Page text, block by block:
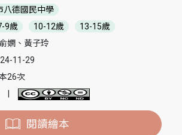
八德國民中學
9歲 10-12歲
13-15歲
嫻、黃子玲
11-29
26次
閱讀繪本